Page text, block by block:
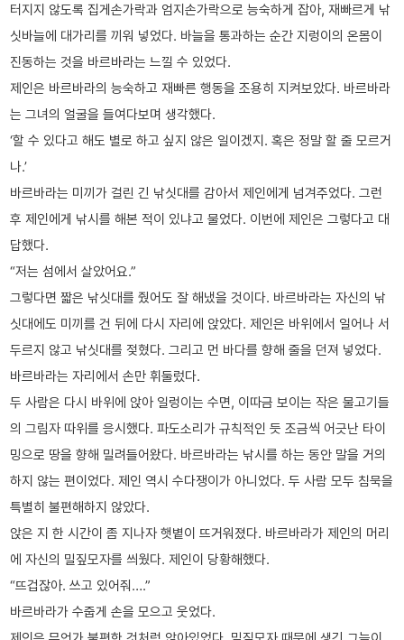
터지지 않도록 집게손가락과 엄지손가락으로 능숙하게 잡아, 재빠르게 낚
싯바늘에 대가리를 끼워 넣었다. 바늘을 통과하는 순간 지렁이의 온몸이
진동하는 것을 바르바라는 느낄 수 있었다.
제인은 바르바라의 능숙하고 재빠른 행동을 조용히 지켜보았다. 바르바라
는 그녀의 얼굴을 들여다보며 생각했다.
‘할 수 있다고 해도 별로 하고 싶지 않은 일이겠지. 혹은 정말 할 줄 모르거
나.’
바르바라는 미끼가 걸린 긴 낚싯대를 감아서 제인에게 넘겨주었다. 그런
후 제인에게 낚시를 해본 적이 있냐고 물었다. 이번에 제인은 그렇다고 대
답했다.
“저는 섬에서 살았어요.”
그렇다면 짧은 낚싯대를 줬어도 잘 해냈을 것이다. 바르바라는 자신의 낚
싯대에도 미끼를 건 뒤에 다시 자리에 앉았다. 제인은 바위에서 일어나 서
두르지 않고 낚싯대를 젖혔다. 그리고 먼 바다를 향해 줄을 던져 넣었다.
바르바라는 자리에서 손만 휘둘렀다.
두 사람은 다시 바위에 앉아 일렁이는 수면, 이따금 보이는 작은 물고기들
의 그림자 따위를 응시했다. 파도소리가 규칙적인 듯 조금씩 어긋난 타이
밍으로 땅을 향해 밀려들어왔다. 바르바라는 낚시를 하는 동안 말을 거의
하지 않는 편이었다. 제인 역시 수다쟁이가 아니었다. 두 사람 모두 침묵을
특별히 불편해하지 않았다.
앉은 지 한 시간이 좀 지나자 햇볕이 뜨거워졌다. 바르바라가 제인의 머리
에 자신의 밀짚모자를 씌웠다. 제인이 당황해했다.
“뜨겁잖아. 쓰고 있어줘….”
바르바라가 수줍게 손을 모으고 웃었다.